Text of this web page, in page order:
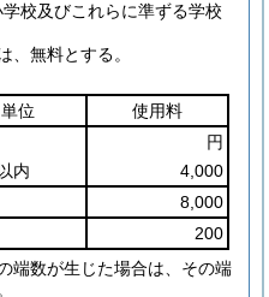
校及びこれらに準ずる学校
無料とする。
単位
使用料
円
内
4,000
8,000
200
数が生じた場合は、その端